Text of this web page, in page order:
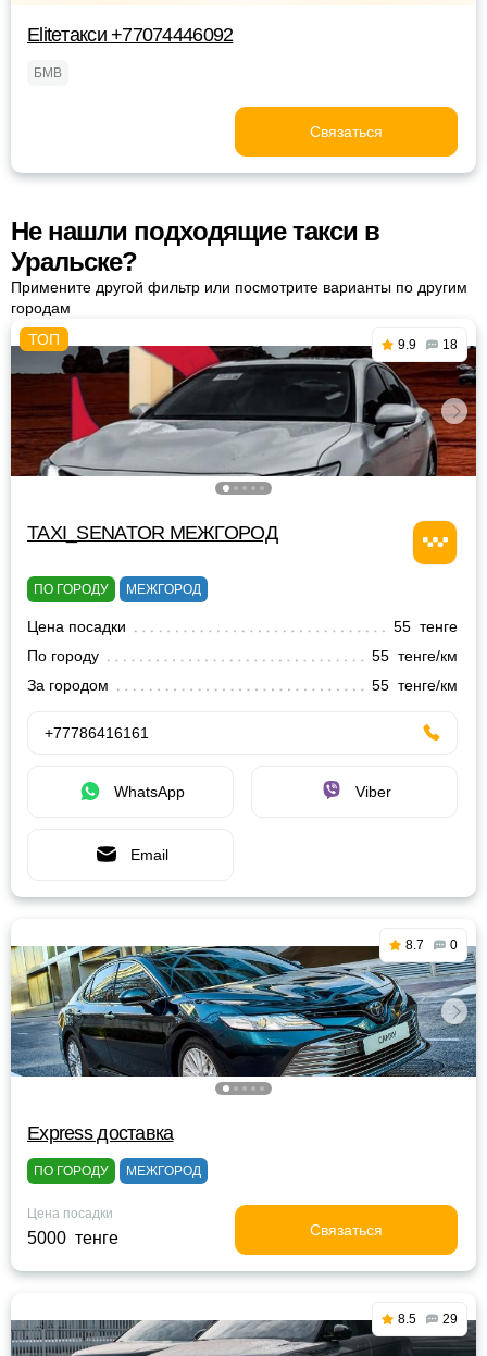
Eliteтакси +77074446092
БМВ
Связаться
Не нашли подходящие такси в
Уральске?
Примените другой фильтр или посмотрите варианты по другим
городам
9.9 18
TAXI_SENATOR МЕЖГОРОД
ПО ГОРОДУ МЕЖГОРОД
Цена посадки
55 тенге
По городу
55 тенге/км
За городом
55 тенге/км
+77786416161
WhatsApp Viber
Email
8.7 0
Express доставка
ПО ГОРОДУ МЕЖГОРОД
Цена посадки
5000 тенге Связаться
8.5 29